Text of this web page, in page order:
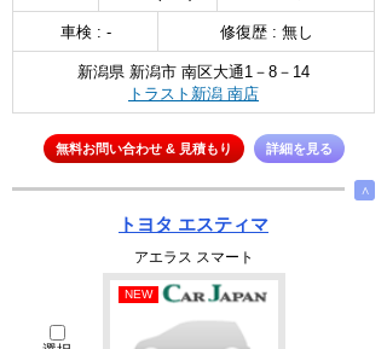
車検 : - 修復歴 : 無し
新潟県 新潟市 南区大通1－8－14
トラスト新潟 南店
無料お問い合わせ & 見積もり 詳細を見る
∧
トヨタ エスティマ
アエラス スマート
NEW